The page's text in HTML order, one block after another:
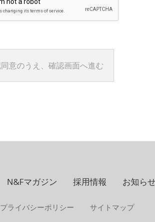
N&Fマガジン 採用情報 お知ら
プライバシーポリシー サイトマップ